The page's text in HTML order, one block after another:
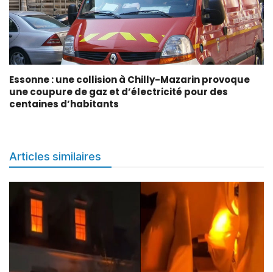
Essonne : une collision à Chilly-Mazarin provoque
une coupure de gaz et d’électricité pour des
centaines d’habitants
Articles similaires